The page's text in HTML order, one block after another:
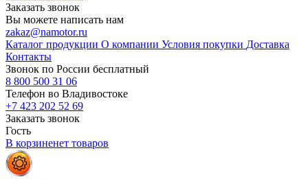
Заказать звонок
Вы можете написать нам
zakaz@namotor.ru
Каталог продукции О компании Условия покупки Доставка
Контакты
Звонок по России бесплатный
8 800 500 31 06
Телефон во Владивостоке
+7 423 202 52 69
Заказать звонок
Гость
В корзиненет товаров